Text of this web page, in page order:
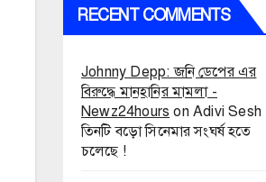
RECENT COMMENTS
Johnny Depp: জনি ডেপের এর
বিরুদ্ধে মানহানির মামলা -
Newz24hours onAdivi Sesh
তিনটি বড়ো সিনেমার সংঘর্ষ হতে
চলেছে !